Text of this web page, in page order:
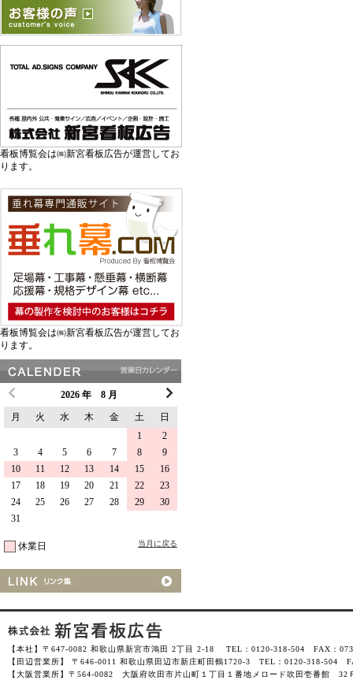
看板博覧会は㈱新宮看板広告が運営してお
ります。
看板博覧会は㈱新宮看板広告が運営してお
ります。
2026 年 8 月
月
火 水 木 金 土
日
1
2
3
4 5 6 7 8
9
10
11 12 13 14 15
16
17
18 19 20 21 22
23
24
25 26 27 28 29
30
31
休業日 当月に戻る
【本社】〒647-0082 和歌山県新宮市鴻田 2丁目 2-18 TEL：0120-318-504 FAX：
【田辺営業所】 〒646-0011 和歌山県田辺市新庄町田鶴1720-3 TEL：0120-318-504
【大阪営業所】〒564-0082 大阪府吹田市片山町１丁目１番地メロード吹田壱番館